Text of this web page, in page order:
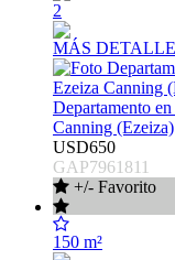
2
MÁS
Departamento
Canning (Ezeiza)
USD650
GAP7961811
+/- Favorito
150 m²